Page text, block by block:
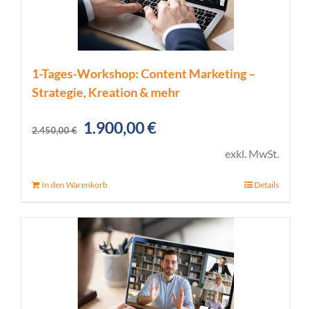
1-Tages-Workshop: Content Marketing –
Strategie, Kreation & mehr
2.450,00€
Ursprünglicher
1.900,00€Aktueller
exkl. MwSt.
In den Warenkorb Details